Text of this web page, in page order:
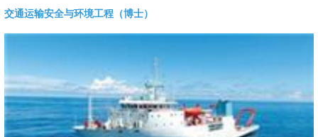
交通运输安全与环境工程（博士）